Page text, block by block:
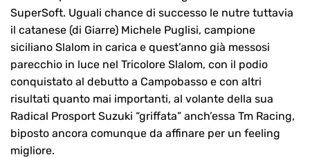
SuperSoft. Uguali chance di successo le nutre tuttavia
il catanese (di Giarre) Michele Puglisi, campione
siciliano Slalom in carica e quest’anno già messosi
parecchio in luce nel Tricolore Slalom, con il podio
conquistato al debutto a Campobasso e con altri
risultati quanto mai importanti, al volante della sua
Radical Prosport Suzuki “griffata” anch’essa Tm Racing,
biposto ancora comunque da affinare per un feeling
migliore.